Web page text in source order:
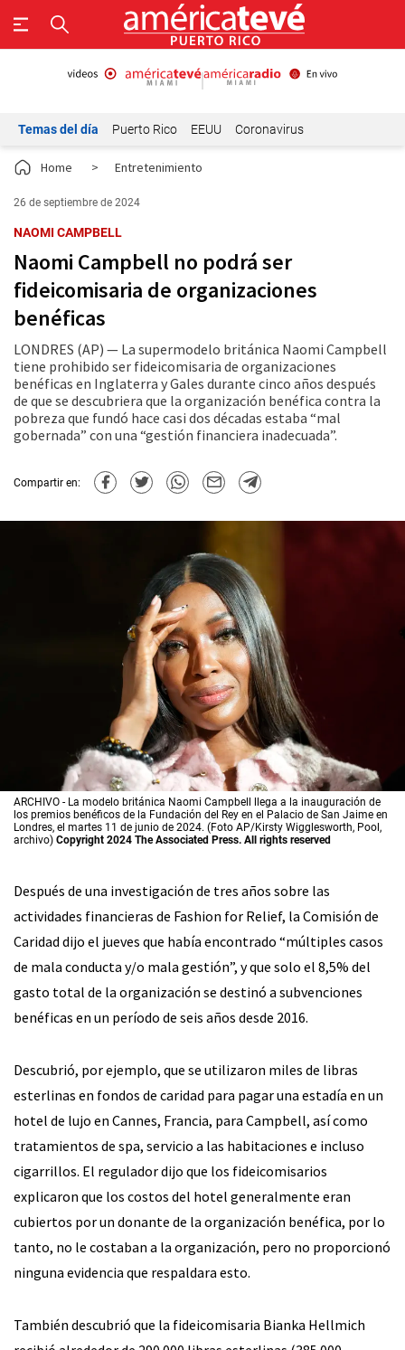
Temas del día Puerto Rico EEUU Coronavirus
Home > Entretenimiento
26 de septiembre de 2024
NAOMI CAMPBELL
Naomi Campbell no podrá ser
fideicomisaria de organizaciones
benéficas
LONDRES (AP) — La supermodelo británica Naomi Campbell
tiene prohibido ser fideicomisaria de organizaciones
benéficas en Inglaterra y Gales durante cinco años después
de que se descubriera que la organización benéfica contra la
pobreza que fundó hace casi dos décadas estaba “mal
gobernada” con una “gestión financiera inadecuada”.
Compartir en:
ARCHIVO - La modelo británica Naomi Campbell llega a la inauguración de
los premios benéficos de la Fundación del Rey en el Palacio de San Jaime en
Londres, el martes 11 de junio de 2024. (Foto AP/Kirsty Wigglesworth, Pool,
archivo) Copyright 2024 The Associated Press. All rights reserved
Después de una investigación de tres años sobre las
actividades financieras de Fashion for Relief, la Comisión de
Caridad dijo el jueves que había encontrado “múltiples casos
de mala conducta y/o mala gestión”, y que solo el 8,5% del
gasto total de la organización se destinó a subvenciones
benéficas en un período de seis años desde 2016.
Descubrió, por ejemplo, que se utilizaron miles de libras
esterlinas en fondos de caridad para pagar una estadía en un
hotel de lujo en Cannes, Francia, para Campbell, así como
tratamientos de spa, servicio a las habitaciones e incluso
cigarrillos. El regulador dijo que los fideicomisarios
explicaron que los costos del hotel generalmente eran
cubiertos por un donante de la organización benéfica, por lo
tanto, no le costaban a la organización, pero no proporcionó
ninguna evidencia que respaldara esto.
También descubrió que la fideicomisaria Bianka Hellmich